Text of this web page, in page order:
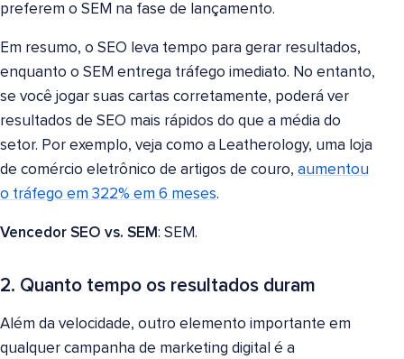
preferem o SEM na fase de lançamento.
Em resumo, o SEO leva tempo para gerar resultados,
enquanto o SEM entrega tráfego imediato. No entanto,
se você jogar suas cartas corretamente, poderá ver
resultados de SEO mais rápidos do que a média do
setor. Por exemplo, veja como a Leatherology, uma loja
de comércio eletrônico de artigos de couro, aumentou
o tráfego em 322% em 6 meses.
Vencedor SEO vs. SEM: SEM.
2. Quanto tempo os resultados duram
Além da velocidade, outro elemento importante em
qualquer campanha de marketing digital é a